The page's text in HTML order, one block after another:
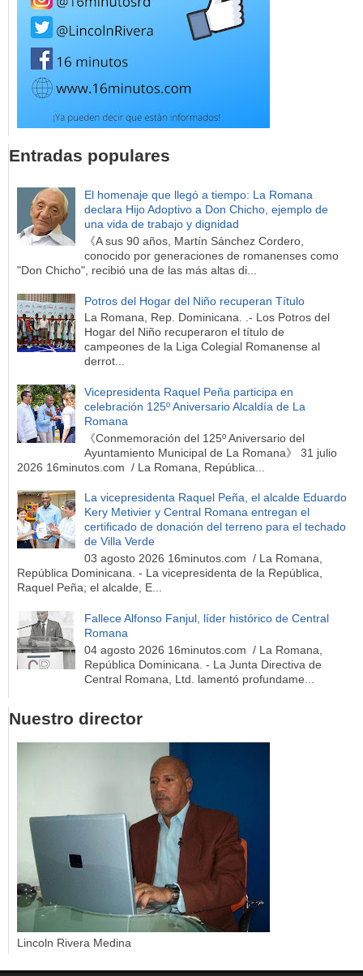
Entradas populares
El homenaje que llegó a tiempo: La Romana
declara Hijo Adoptivo a Don Chicho, ejemplo de
una vida de trabajo y dignidad
《A sus 90 años, Martín Sánchez Cordero,
conocido por generaciones de romanenses como
"Don Chicho", recibió una de las más altas di...
Potros del Hogar del Niño recuperan Título
La Romana, Rep. Dominicana. .- Los Potros del
Hogar del Niño recuperaron el título de
campeones de la Liga Colegial Romanense al
derrot...
Vicepresidenta Raquel Peña participa en
celebración 125º Aniversario Alcaldía de La
Romana
《Conmemoración del 125º Aniversario del
Ayuntamiento Municipal de La Romana》 31 julio
2026 16minutos.com / La Romana, República...
La vicepresidenta Raquel Peña, el alcalde Eduardo
Kery Metivier y Central Romana entregan el
certificado de donación del terreno para el techado
de Villa Verde
03 agosto 2026 16minutos.com / La Romana,
República Dominicana. - La vicepresidenta de la República,
Raquel Peña; el alcalde, E...
Fallece Alfonso Fanjul, líder histórico de Central
Romana
04 agosto 2026 16minutos.com / La Romana,
República Dominicana. - La Junta Directiva de
Central Romana, Ltd. lamentó profundame...
Nuestro director
Lincoln Rivera Medina